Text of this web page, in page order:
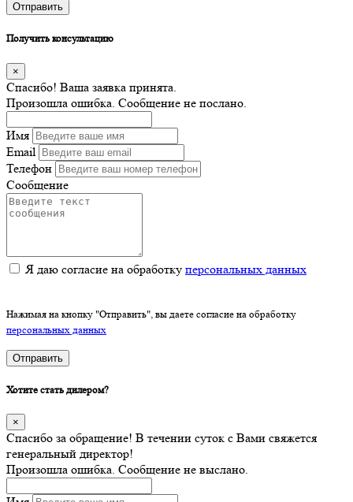
Отправить
Получить консультацию
×
Спасибо! Ваша заявка принята.
Произошла ошибка. Сообщение не послано.
Имя
Email
Телефон
Сообщение
Я даю согласие на обработку персональных данных
Нажимая на кнопку "Отправить", вы даете согласие на обработку
персональных данных
Отправить
Хотите стать дилером?
×
Спасибо за обращение! В течении суток с Вами свяжется
генеральный директор!
Произошла ошибка. Сообщение не выслано.